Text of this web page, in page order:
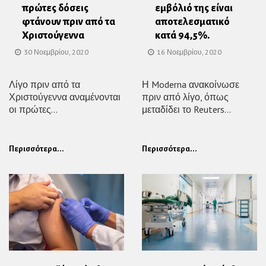
πρώτες δόσεις
φτάνουν πριν από τα
Χριστούγεννα
30 Νοεμβρίου, 2020
Λίγο πριν από τα
Χριστούγεννα αναμένονται
οι πρώτες...
Περισσότερα...
εμβόλιό της είναι
αποτελεσματικό
κατά 94,5%.
16 Νοεμβρίου, 2020
Η Moderna ανακοίνωσε
πριν από λίγο, όπως
μεταδίδει το Reuters...
Περισσότερα...